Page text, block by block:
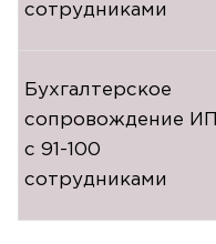
сотрудниками
Бухгалтерское
сопровождение ИП
с 91-100
сотрудниками